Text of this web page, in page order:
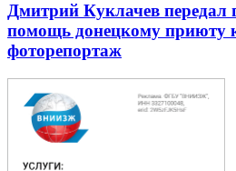
Дмитрий Куклачев передал
помощь донецкому
фоторепортаж